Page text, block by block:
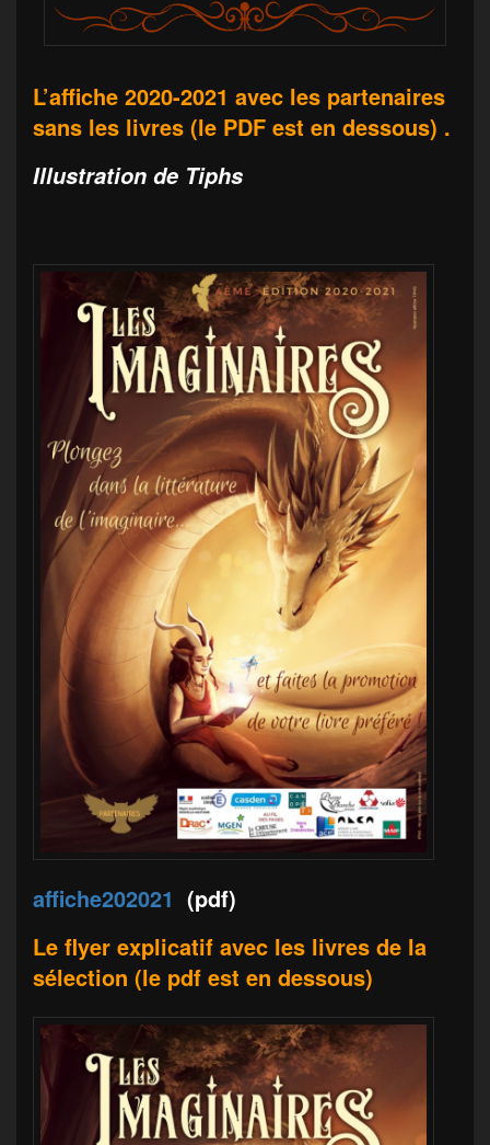
L’affiche 2020-2021 avec les partenaires
sans les livres (le PDF est en dessous) .
Illustration de Tiphs
affiche202021 (pdf)
Le flyer explicatif avec les livres de la
sélection (le pdf est en dessous)